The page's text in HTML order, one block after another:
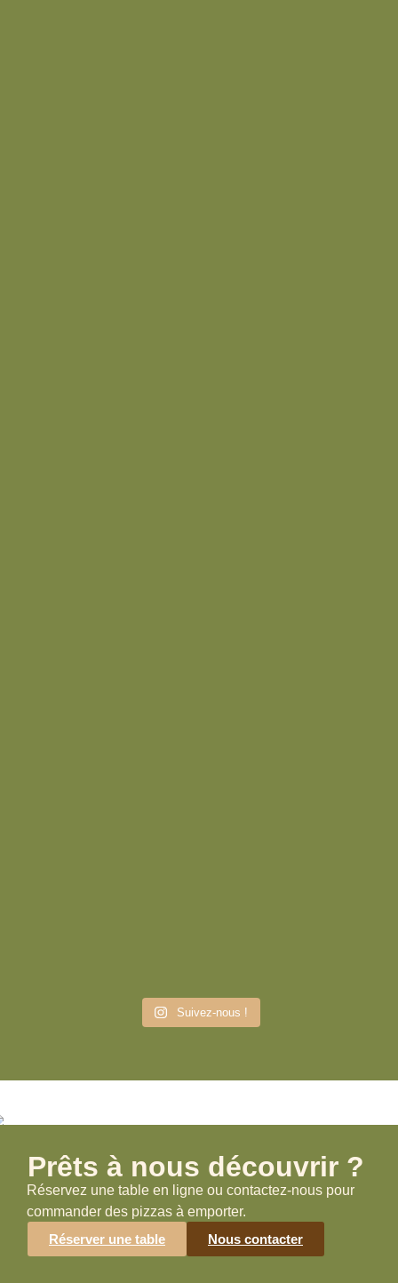
Suivez-nous !
Prêts à nous découvrir ?
Réservez une table en ligne ou contactez-nous pour
commander des pizzas à emporter.
Réserver une table
Nous contacter